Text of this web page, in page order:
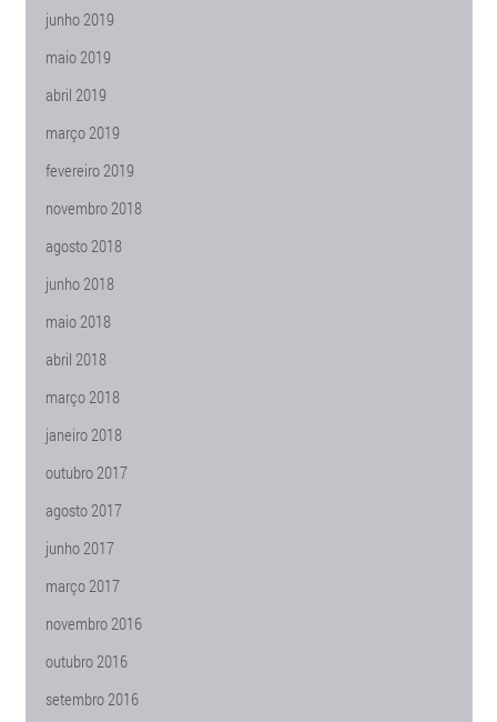
junho 2019
maio 2019
abril 2019
março 2019
fevereiro 2019
novembro 2018
agosto 2018
junho 2018
maio 2018
abril 2018
março 2018
janeiro 2018
outubro 2017
agosto 2017
junho 2017
março 2017
novembro 2016
outubro 2016
setembro 2016